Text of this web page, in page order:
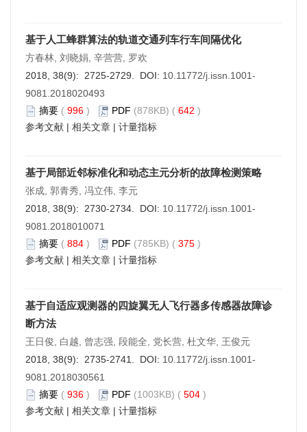
基于人工蜂群算法的轨道交通列车行车间隔优化
方春林, 刘晓娟, 辛营营, 罗欢
2018, 38(9): 2725-2729. DOI: 10.11772/j.issn.1001-
9081.2018020493
摘要 ( 996 ) PDF (878KB) ( 642 )
参考文献 | 相关文章 | 计量指标
基于局部近邻标准化和动态主元分析的故障检测策略
张成, 郭青秀, 冯立伟, 李元
2018, 38(9): 2730-2734. DOI: 10.11772/j.issn.1001-
9081.2018010071
摘要 ( 884 ) PDF (785KB) ( 375 )
参考文献 | 相关文章 | 计量指标
基于自适应观测器的四旋翼无人飞行器多传感器故障诊
断方法
王日俊, 白越, 曾志强, 段能全, 党长营, 杜文华, 王俊元
2018, 38(9): 2735-2741. DOI: 10.11772/j.issn.1001-
9081.2018030561
摘要 ( 936 ) PDF (1003KB) ( 504 )
参考文献 | 相关文章 | 计量指标